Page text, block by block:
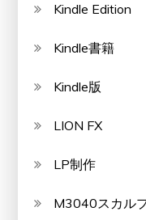
Kindle Edition
Kindle書籍
Kindle版
LION FX
LP制作
M3040スカル